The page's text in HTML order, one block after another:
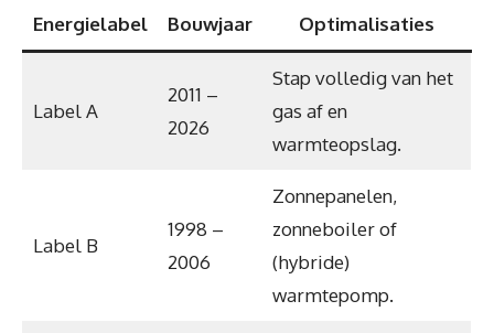
Energielabel Bouwjaar Optimalisaties
Label A
2011 –
2026
Stap volledig van het
gas af en
warmteopslag.
Label B
1998 –
2006
Zonnepanelen,
zonneboiler of
(hybride)
warmtepomp.